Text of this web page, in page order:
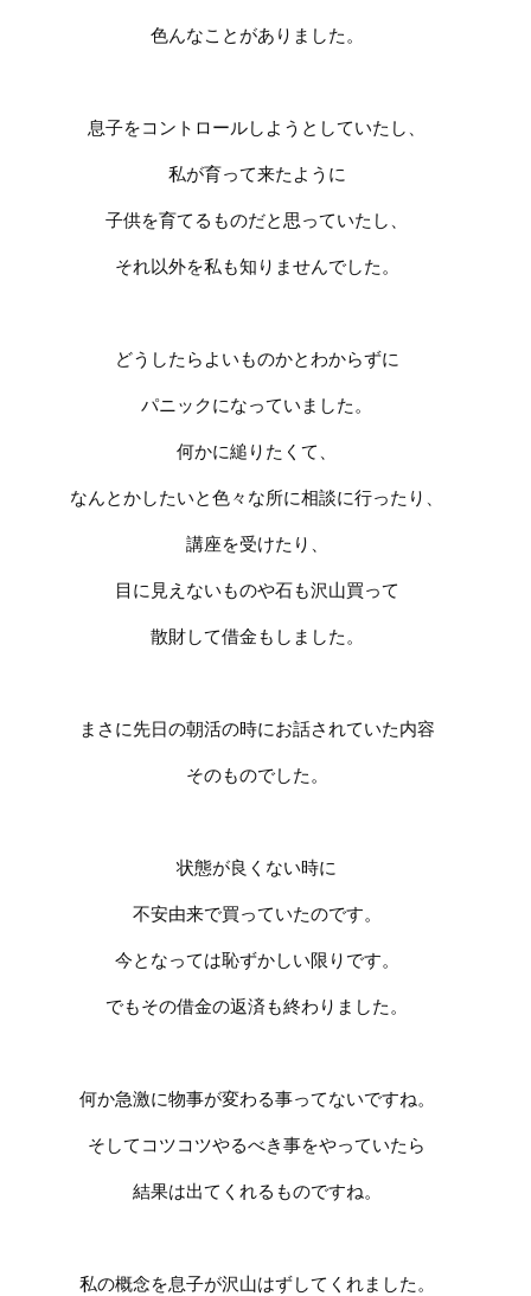
色んなことがありました。
息子をコントロールしようとしていたし、
私が育って来たように
子供を育てるものだと思っていたし、
それ以外を私も知りませんでした。
どうしたらよいものかとわからずに
パニックになっていました。
何かに縋りたくて、
なんとかしたいと色々な所に相談に行ったり、
講座を受けたり、
目に見えないものや石も沢山買って
散財して借金もしました。
まさに先日の朝活の時にお話されていた内容
そのものでした。
状態が良くない時に
不安由来で買っていたのです。
今となっては恥ずかしい限りです。
でもその借金の返済も終わりました。
何か急激に物事が変わる事ってないですね。
そしてコツコツやるべき事をやっていたら
結果は出てくれるものですね。
私の概念を息子が沢山はずしてくれました。